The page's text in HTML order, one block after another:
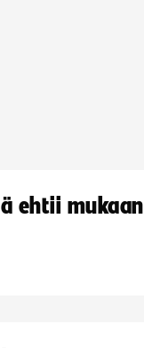
ehtii mukaan